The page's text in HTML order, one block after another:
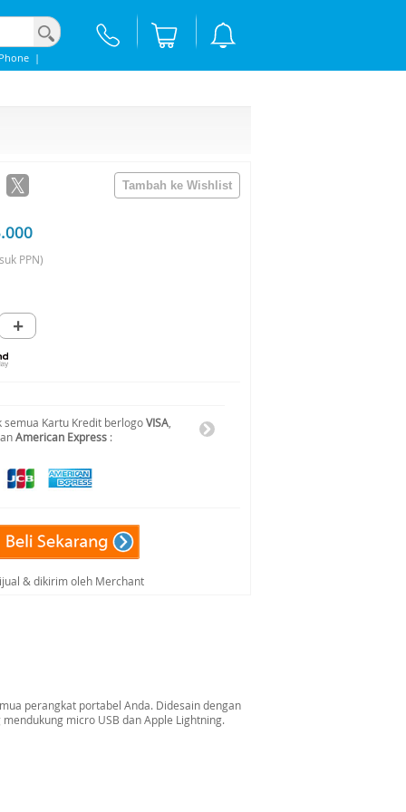
|
PPN)
+
Kartu Kredit berlogoVISA
American Express :
& dikirim oleh Merchant
perangkat portabel Anda. Didesain dengan
micro USB dan Apple Lightning.